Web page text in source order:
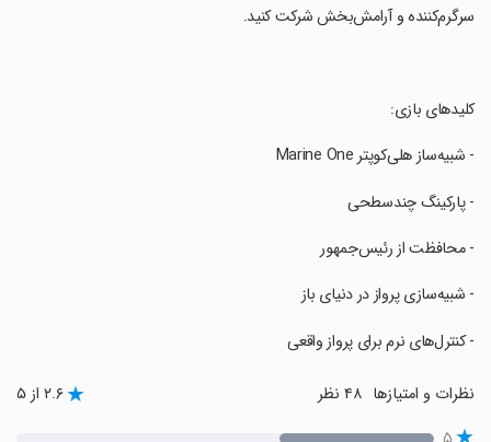
سرگرم‌کننده و آرامش‌بخش شرکت کنید.
‏کلیدهای بازی:
‏- شبیه‌ساز هلی‌کوپتر Marine One
‏- پارکینگ چندسطحی
‏- محافظت از رئیس‌جمهور
‏- شبیه‌سازی پرواز در دنیای باز
‏- کنترل‌های نرم برای پرواز واقعی
نظرات و امتیازها ۲.۶ از ۵